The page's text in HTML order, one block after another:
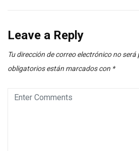
Leave a Reply
Tu dirección de correo electrónico no será
obligatorios están marcados con *